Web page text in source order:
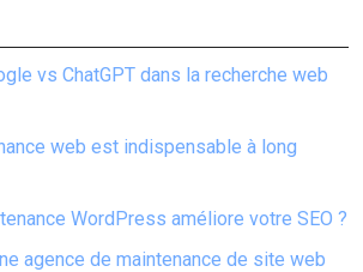
vs ChatGPT dans la recherche web
web est indispensable à long
WordPress améliore votre SEO ?
agence de maintenance de site web